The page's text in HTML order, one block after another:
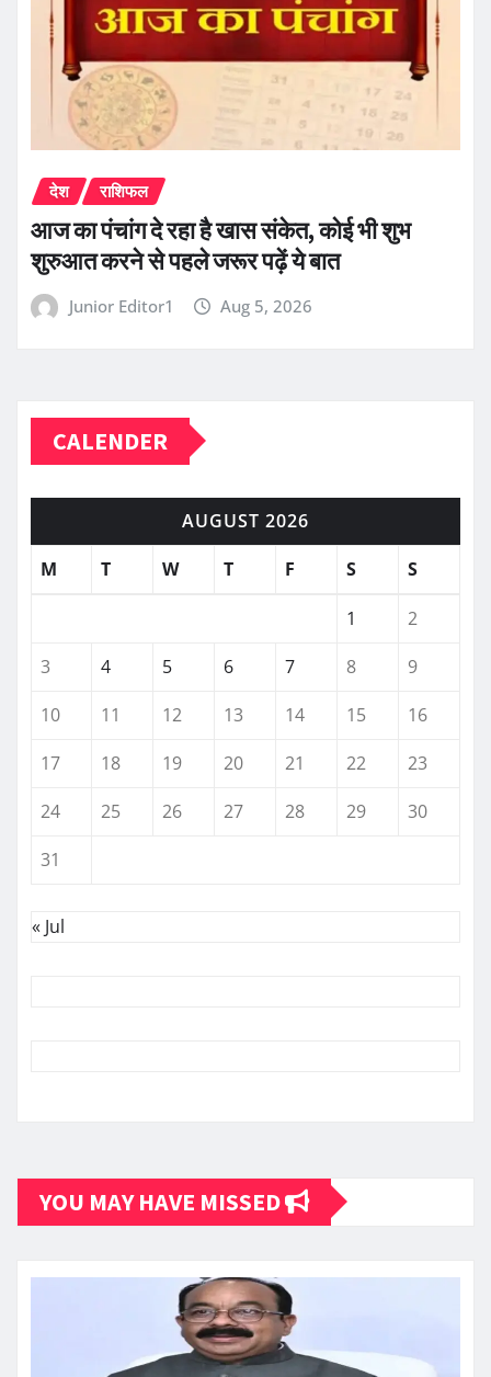
देश राशिफल
आज का पंचांग दे रहा है खास संकेत, कोई भी शुभ
शुरुआत करने से पहले जरूर पढ़ें ये बात
Junior Editor1 Aug 5, 2026
CALENDER
AUGUST 2026
M
T W T F S S
1
2
3
4 5 6 7 8
9
10
11 12 13 14 15
16
17
18 19 20 21 22
23
24
25 26 27 28 29
30
31
« Jul
YOU MAY HAVE MISSED